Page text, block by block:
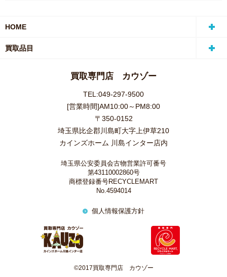
HOME
買取品目
買取専門店 カウゾー
TEL:049-297-9500
[営業時間]AM10:00～PM8:00
〒350-0152
埼玉県比企郡川島町大字上伊草210
カインズホーム 川島インター店内
埼玉県公安委員会古物営業許可番号
第43110002860号
商標登録番号RECYCLEMART
No.4594014
個人情報保護方針
©2017買取専門店 カウゾー